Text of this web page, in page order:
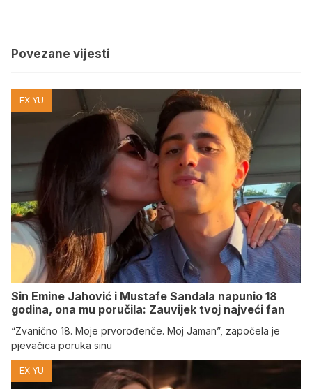
Povezane vijesti
EX YU
Sin Emine Jahović i Mustafe Sandala napunio 18
godina, ona mu poručila: Zauvijek tvoj najveći fan
“Zvanično 18. Moje prvorođenče. Moj Jaman”, započela je
pjevačica poruka sinu
EX YU